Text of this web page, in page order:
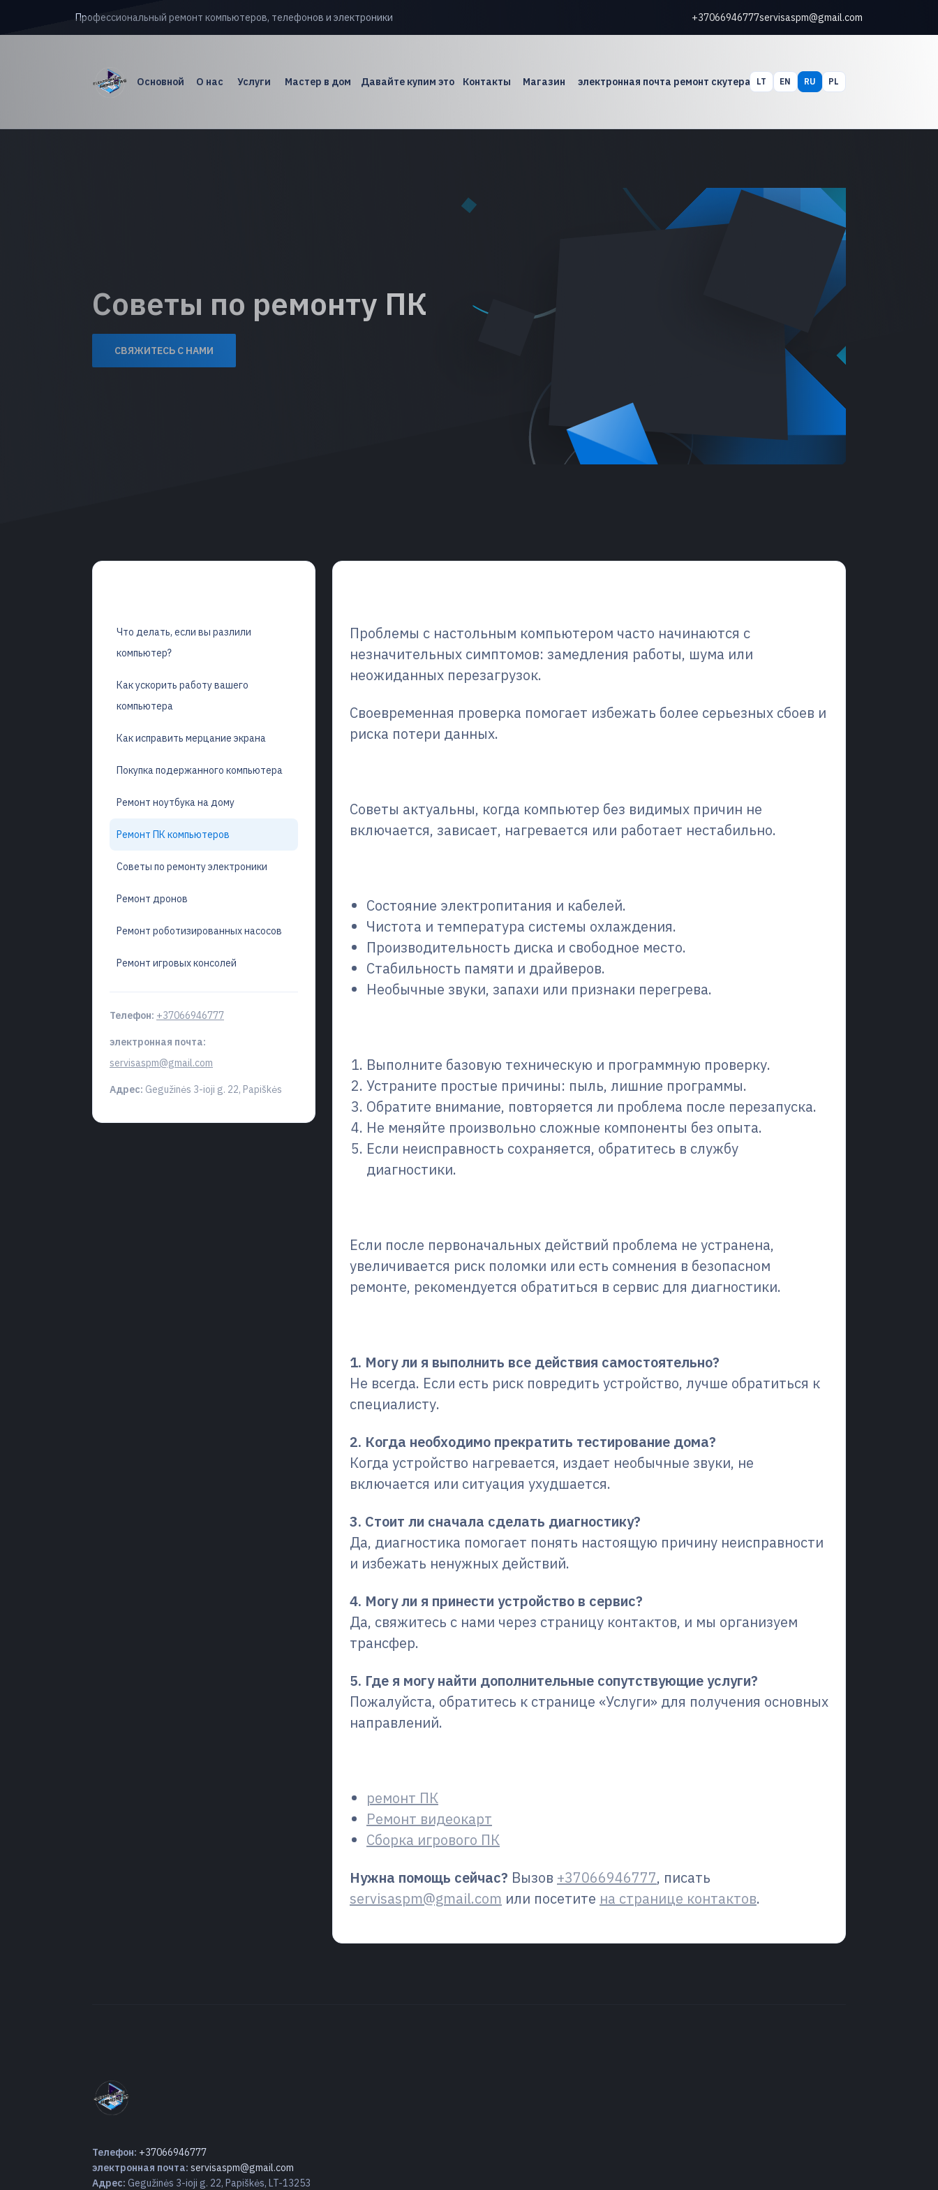
Профессиональный ремонт компьютеров, телефонов и электроники +37066946777servisaspm@gmail.com
Основной О нас Услуги Мастер в дом Давайте купим это Контакты Магазин электронная почта ремонт скутера LT EN RU PL
Советы по ремонту ПК
СВЯЖИТЕСЬ С НАМИ
Что делать, если вы разлили
компьютер?
Как ускорить работу вашего
компьютера
Как исправить мерцание экрана
Покупка подержанного компьютера
Ремонт ноутбука на дому
Ремонт ПК компьютеров
Советы по ремонту электроники
Ремонт дронов
Ремонт роботизированных насосов
Ремонт игровых консолей
Телефон: +37066946777
электронная почта:
servisaspm@gmail.com
Адрес: Gegužinės 3-ioji g. 22, Papiškės
Проблемы с настольным компьютером часто начинаются с
незначительных симптомов: замедления работы, шума или
неожиданных перезагрузок.
Своевременная проверка помогает избежать более серьезных сбоев и
риска потери данных.
Советы актуальны, когда компьютер без видимых причин не
включается, зависает, нагревается или работает нестабильно.
Состояние электропитания и кабелей.
Чистота и температура системы охлаждения.
Производительность диска и свободное место.
Стабильность памяти и драйверов.
Необычные звуки, запахи или признаки перегрева.
Выполните базовую техническую и программную проверку.
Устраните простые причины: пыль, лишние программы.
Обратите внимание, повторяется ли проблема после перезапуска.
Не меняйте произвольно сложные компоненты без опыта.
Если неисправность сохраняется, обратитесь в службу
диагностики.
Если после первоначальных действий проблема не устранена,
увеличивается риск поломки или есть сомнения в безопасном
ремонте, рекомендуется обратиться в сервис для диагностики.
1. Могу ли я выполнить все действия самостоятельно?
Не всегда. Если есть риск повредить устройство, лучше обратиться к
специалисту.
2. Когда необходимо прекратить тестирование дома?
Когда устройство нагревается, издает необычные звуки, не
включается или ситуация ухудшается.
3. Стоит ли сначала сделать диагностику?
Да, диагностика помогает понять настоящую причину неисправности
и избежать ненужных действий.
4. Могу ли я принести устройство в сервис?
Да, свяжитесь с нами через страницу контактов, и мы организуем
трансфер.
5. Где я могу найти дополнительные сопутствующие услуги?
Пожалуйста, обратитесь к странице «Услуги» для получения основных
направлений.
ремонт ПК
Ремонт видеокарт
Сборка игрового ПК
Нужна помощь сейчас? Вызов +37066946777, писать
servisaspm@gmail.com или посетите на странице контактов.
Телефон: +37066946777
электронная почта: servisaspm@gmail.com
Адрес: Gegužinės 3-ioji g. 22, Papiškės, LT-13253